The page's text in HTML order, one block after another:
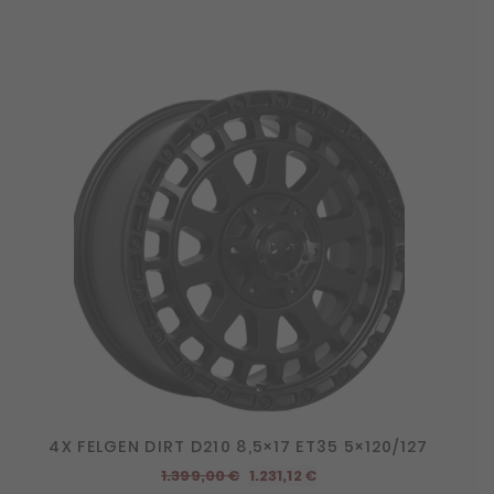
4X FELGEN DIRT D210 8,5×17 ET35 5×120/127
1.399,00€ Ursprünglicher
1.231,12 €Aktueller